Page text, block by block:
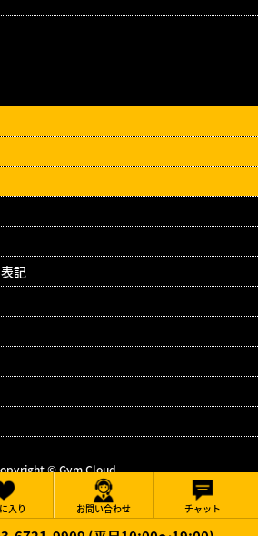
記
© Gym Cloud
All Rights Reserved.
入り お問い合わせ チャット